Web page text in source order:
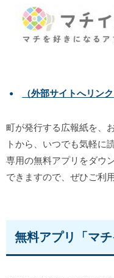
（外部サイトへリンク
町が発行する広報紙を、
トから、いつでも気軽に
専用の無料アプリをダウ
できますので、ぜひご利
無料アプリ「マ